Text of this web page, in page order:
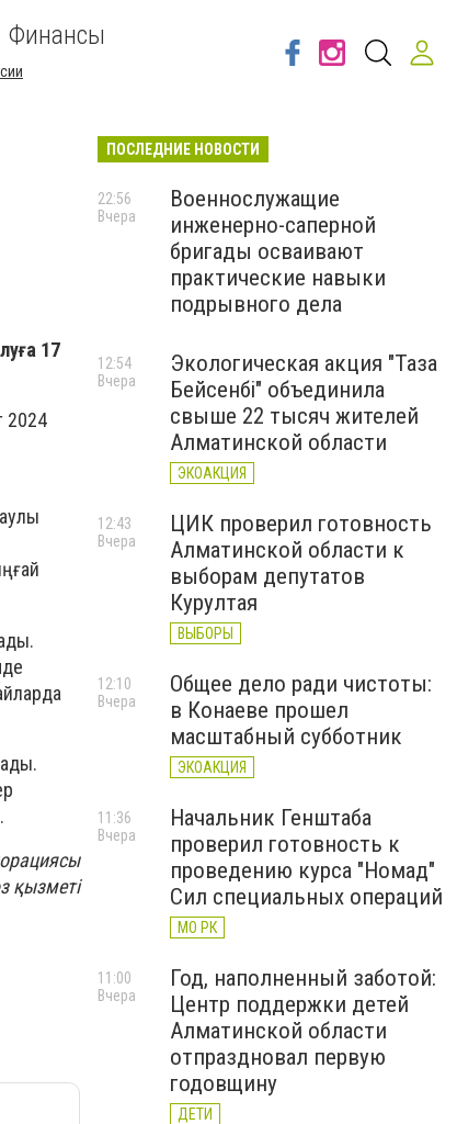
Финансы
17
2024
қызметі
ПОСЛЕДНИЕ НОВОСТИ
Военнослужащие
инженерно-саперной
бригады осваивают
практические навыки
подрывного дела
22:56
Вчера
Экологическая акция "Таза
Бейсенбі" объединила
свыше 22 тысяч жителей
Алматинской области
ЭКОАКЦИЯ
12:54
Вчера
ЦИК проверил готовность
Алматинской области к
выборам депутатов
Курултая
ВЫБОРЫ
12:43
Вчера
Общее дело ради чистоты:
в Конаеве прошел
масштабный субботник
ЭКОАКЦИЯ
12:10
Вчера
Начальник Генштаба
проверил готовность к
проведению курса "Номад"
Сил специальных операций
МО РК
11:36
Вчера
Год, наполненный заботой:
Центр поддержки детей
Алматинской области
отпраздновал первую
годовщину
ДЕТИ
11:00
Вчера